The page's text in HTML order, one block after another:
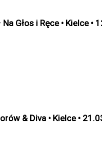
Głos i Ręce • Kielce •
& Diva • Kielce •